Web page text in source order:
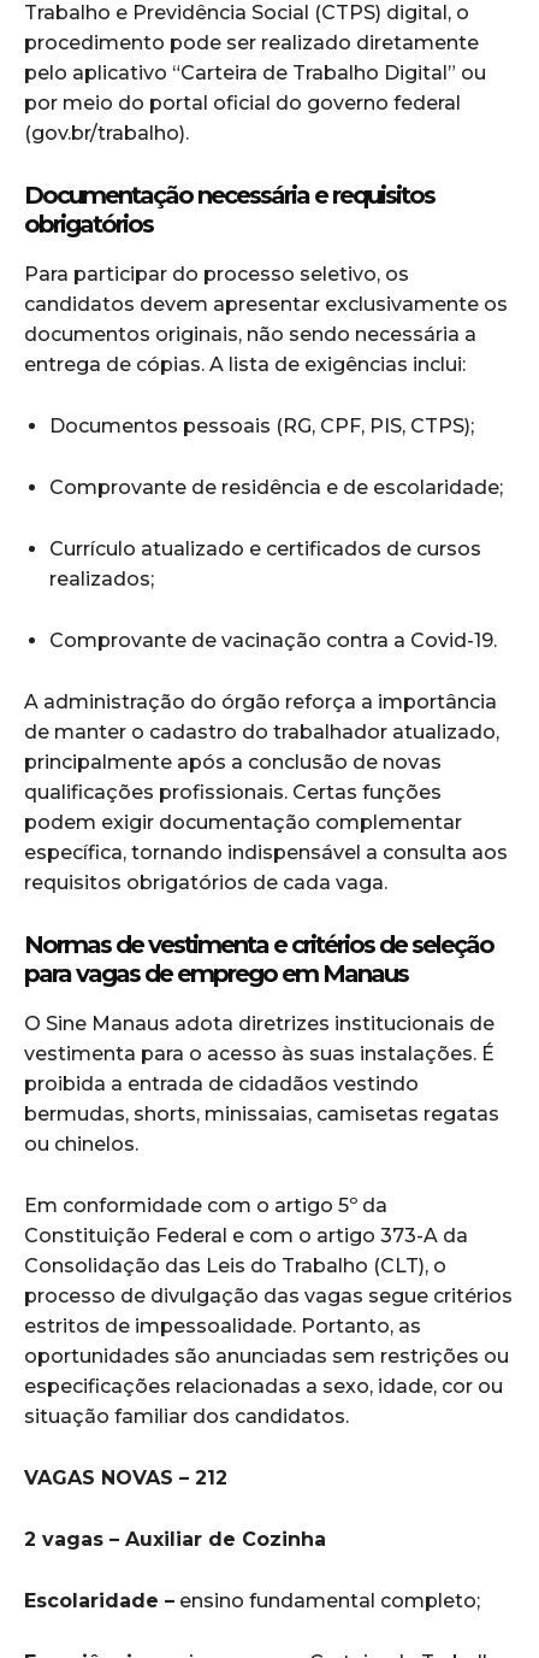
Trabalho e Previdência Social (CTPS) digital, o
procedimento pode ser realizado diretamente
pelo aplicativo “Carteira de Trabalho Digital” ou
por meio do portal oficial do governo federal
(gov.br/trabalho).
Documentação necessária e requisitos
obrigatórios
Para participar do processo seletivo, os
candidatos devem apresentar exclusivamente os
documentos originais, não sendo necessária a
entrega de cópias. A lista de exigências inclui:
Documentos pessoais (RG, CPF, PIS, CTPS);
Comprovante de residência e de escolaridade;
Currículo atualizado e certificados de cursos
realizados;
Comprovante de vacinação contra a Covid-19.
A administração do órgão reforça a importância
de manter o cadastro do trabalhador atualizado,
principalmente após a conclusão de novas
qualificações profissionais. Certas funções
podem exigir documentação complementar
específica, tornando indispensável a consulta aos
requisitos obrigatórios de cada vaga.
Normas de vestimenta e critérios de seleção
para vagas de emprego em Manaus
O Sine Manaus adota diretrizes institucionais de
vestimenta para o acesso às suas instalações. É
proibida a entrada de cidadãos vestindo
bermudas, shorts, minissaias, camisetas regatas
ou chinelos.
Em conformidade com o artigo 5º da
Constituição Federal e com o artigo 373-A da
Consolidação das Leis do Trabalho (CLT), o
processo de divulgação das vagas segue critérios
estritos de impessoalidade. Portanto, as
oportunidades são anunciadas sem restrições ou
especificações relacionadas a sexo, idade, cor ou
situação familiar dos candidatos.
VAGAS NOVAS – 212
2 vagas – Auxiliar de Cozinha
Escolaridade – ensino fundamental completo;